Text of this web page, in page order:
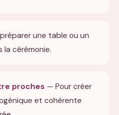
une table ou un
la cérémonie.
proches — Pour créer
et cohérente